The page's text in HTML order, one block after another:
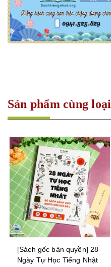
Sản phẩm cùng loại
[Sách gốc bản quyền] 28
Ngày Tự Học Tiếng Nhật